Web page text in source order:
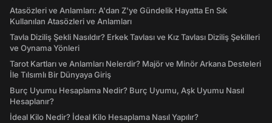
Atasözleri ve Anlamları: A'dan Z'ye Gündelik Hayatta En Sık
Kullanılan Atasözleri ve Anlamları
Tavla Diziliş Şekli Nasıldır? Erkek Tavlası ve Kız Tavlası Diziliş Şekilleri
ve Oynama Yönleri
Tarot Kartları ve Anlamları Nelerdir? Majör ve Minör Arkana Desteleri
İle Tılsımlı Bir Dünyaya Giriş
Burç Uyumu Hesaplama Nedir? Burç Uyumu, Aşk Uyumu Nasıl
Hesaplanır?
İdeal Kilo Nedir? İdeal Kilo Hesaplama Nasıl Yapılır?